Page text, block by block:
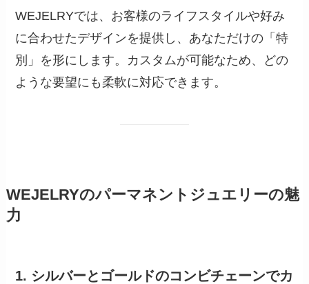
WEJELRYでは、お客様のライフスタイルや好み
に合わせたデザインを提供し、あなただけの「特
別」を形にします。カスタムが可能なため、どの
ような要望にも柔軟に対応できます。
WEJELRYのパーマネントジュエリーの魅
力
1. シルバーとゴールドのコンビチェーンでカ